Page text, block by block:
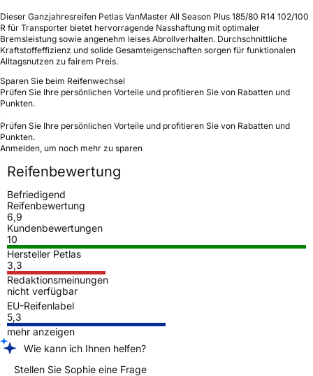
Dieser Ganzjahresreifen Petlas VanMaster All Season Plus 185/80 R14 102/100
R für Transporter bietet hervorragende Nasshaftung mit optimaler
Bremsleistung sowie angenehm leises Abrollverhalten. Durchschnittliche
Kraftstoffeffizienz und solide Gesamteigenschaften sorgen für funktionalen
Alltagsnutzen zu fairem Preis.
Sparen Sie beim Reifenwechsel
Prüfen Sie Ihre persönlichen Vorteile und profitieren Sie von Rabatten und
Punkten.
Prüfen Sie Ihre persönlichen Vorteile und profitieren Sie von Rabatten und
Punkten.
Anmelden, um noch mehr zu sparen
Reifenbewertung
Befriedigend
Reifenbewertung
6,9
Kundenbewertungen
10
Hersteller Petlas
3,3
Redaktionsmeinungen
nicht verfügbar
EU-Reifenlabel
5,3
mehr anzeigen
Wie kann ich Ihnen helfen?
Stellen Sie Sophie eine Frage